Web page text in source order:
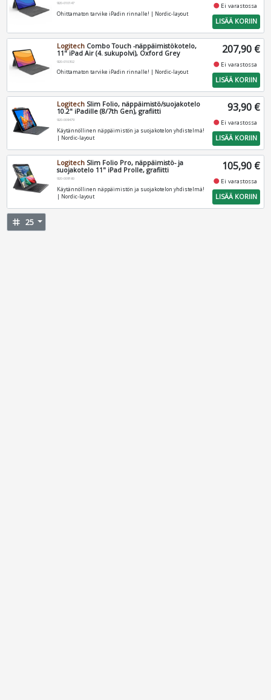
920-010147
Ohittamaton tarvike iPadin rinnalle! | Nordic-layout
fiber_manual_record Ei varastossa
LISÄÄ KORIIN
Logitech Combo Touch -näppäimistökotelo,
11" iPad Air (4. sukupolvi), Oxford Grey
920-010302
Ohittamaton tarvike iPadin rinnalle! | Nordic-layout
207,90 €
fiber_manual_record Ei varastossa
LISÄÄ KORIIN
Logitech Slim Folio, näppäimistö/suojakotelo
10.2" iPadille (8/7th Gen), grafiitti
920-009479
Käytännöllinen näppäimistön ja suojakotelon yhdistelmä!
| Nordic-layout
93,90 €
fiber_manual_record Ei varastossa
LISÄÄ KORIIN
Logitech Slim Folio Pro, näppäimistö- ja
suojakotelo 11" iPad Prolle, grafiitti
920-009160
Käytännöllinen näppäimistön ja suojakotelon yhdistelmä!
| Nordic-layout
105,90 €
fiber_manual_record Ei varastossa
LISÄÄ KORIIN
tag 25